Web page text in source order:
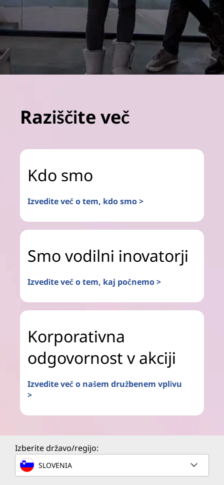
Raziščite več
Kdo smo
Izvedite več o tem, kdo smo >
Smo vodilni inovatorji
Izvedite več o tem, kaj počnemo >
Korporativna
odgovornost v akciji
Izvedite več o našem družbenem vplivu
>
Izberite državo/regijo:
SLOVENIA